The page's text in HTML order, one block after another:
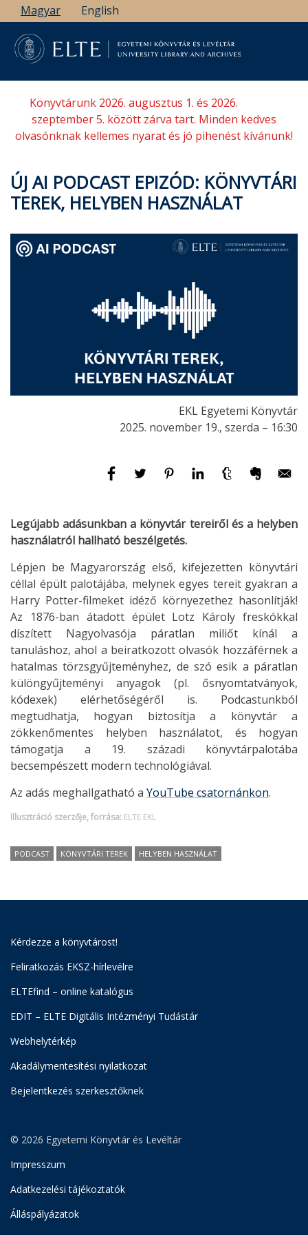
Ugrás
a
tartalomra
Magyar English
Könyvtárunk 2026. augusztus 1. és 2026.
szeptember 5. között zárva tart. Minden kedves
olvasónknak kellemes nyarat és jó pihenést kívánunk!
ÚJ AI PODCAST EPIZÓD: KÖNYVTÁRI
TEREK, HELYBEN HASZNÁLAT
EKL Egyetemi Könyvtár
2025. november 19., szerda – 16:30
Legújabb adásunkban a könyvtár tereiről és a helyben
használatról hallható beszélgetés.
Lépjen be Magyarország első, kifejezetten könyvtári
céllal épült palotájába, melynek egyes tereit gyakran a
Harry Potter-filmeket idéző környezethez hasonlítják!
Az 1876-ban átadott épület Lotz Károly freskókkal
díszített Nagyolvasója páratlan miliőt kínál a
tanuláshoz, ahol a beiratkozott olvasók hozzáférnek a
hatalmas törzsgyűjteményhez, de szó esik a páratlan
különgyűjteményi anyagok (pl. ősnyomtatványok,
kódexek) elérhetőségéről is. Podcastunkból
megtudhatja, hogyan biztosítja a könyvtár a
zökkenőmentes helyben használatot, és hogyan
támogatja a 19. századi könyvtárpalotába
becsempészett modern technológiával.
Az adás meghallgatható a YouTube csatornánkon.
Illusztráció szerzője, forrása: ELTE EKL
PODCAST KÖNYVTÁRI TEREK HELYBEN HASZNÁLAT
Kérdezze a könyvtárost!
Feliratkozás EKSZ-hírlevélre
ELTEfind – online katalógus
EDIT – ELTE Digitális Intézményi Tudástár
Webhelytérkép
Akadálymentesítési nyilatkozat
Bejelentkezés szerkesztőknek
© 2026 Egyetemi Könyvtár és Levéltár
Impresszum
Adatkezelési tájékoztatók
Álláspályázatok